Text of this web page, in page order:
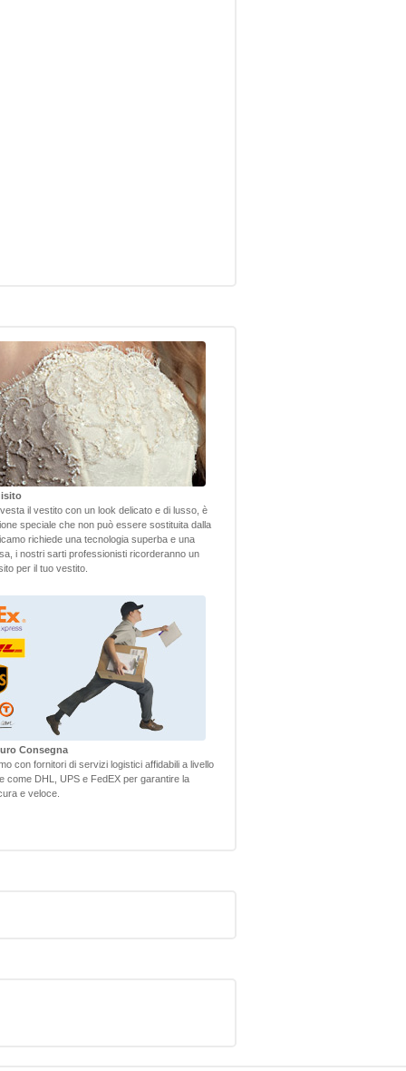
il vestito con un look delicato e di lusso, è
speciale che non può essere sostituita dalla
richiede una tecnologia superba e una
i nostri sarti professionisti ricorderanno un
per il tuo vestito.
Consegna
con fornitori di servizi logistici affidabili a livello
come DHL, UPS e FedEX per garantire la
e veloce.